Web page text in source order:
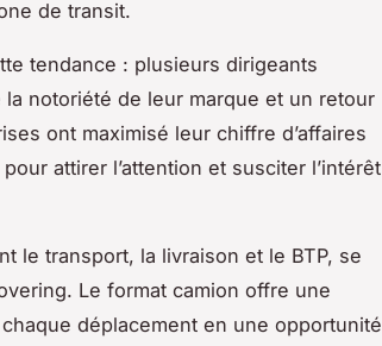
de transit.
tendance : plusieurs dirigeants
notoriété de leur marque et un retour
ont maximisé leur chiffre d’affaires
attirer l’attention et susciter l’intérêt
le transport, la livraison et le BTP, se
Le format camion offre une
déplacement en une opportunité